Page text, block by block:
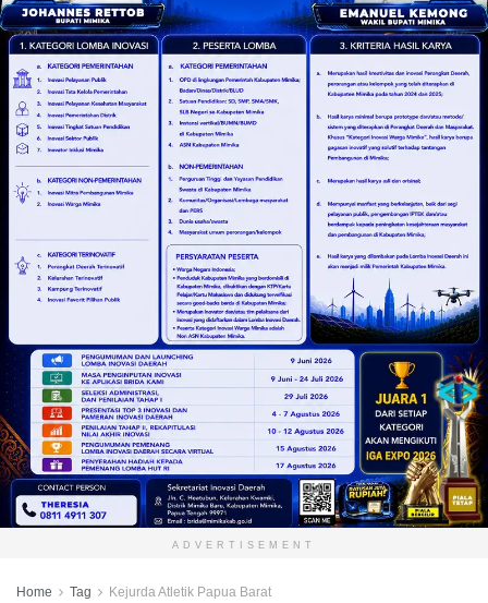
ADVERTISEMENT
Home Tag Kejurda Atletik Papua Barat